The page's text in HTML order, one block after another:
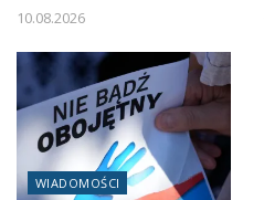
10.08.2026
WIADOMOŚCI